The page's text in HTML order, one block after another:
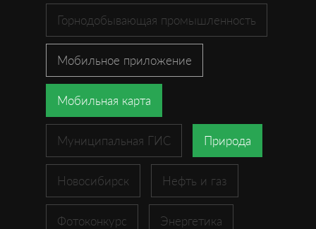
Горнодобывающая промышленность
Мобильное приложение
Мобильная карта
Муниципальная ГИС Природа
Новосибирск Нефть и газ
Фотоконкурс Энергетика